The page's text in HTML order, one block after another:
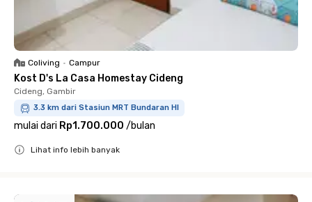
Coliving • Campur
Kost D's La Casa Homestay Cideng
Cideng, Gambir
3.3 km dari Stasiun MRT Bundaran HI
mulai dari Rp1.700.000 /bulan
Lihat info lebih banyak